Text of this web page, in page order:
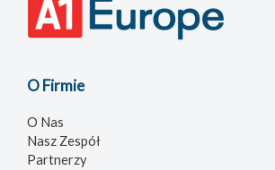
O Firmie
O Nas
Nasz Zespół
Partnerzy